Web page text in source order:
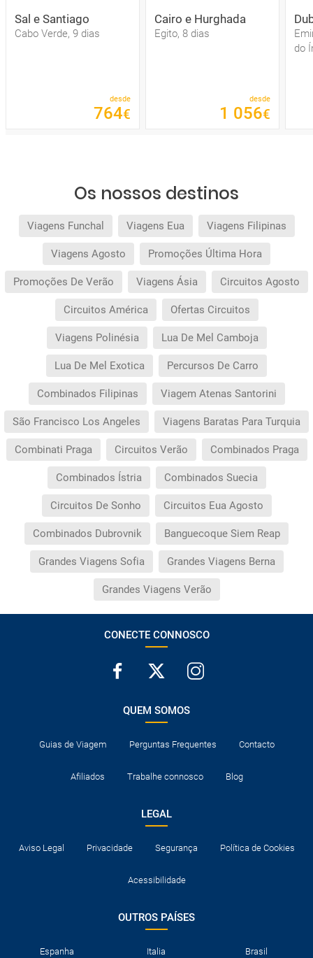
Sal e Santiago
Cabo Verde, 9 dias
desde
764€
Cairo e Hurghada
Egito, 8 dias
desde
1 056€
do
Os nossos destinos
Viagens Funchal Viagens Eua Viagens Filipinas
Viagens Agosto Promoções Última Hora
Promoções De Verão Viagens Ásia Circuitos Agosto
Circuitos América Ofertas Circuitos
Viagens Polinésia Lua De Mel Camboja
Lua De Mel Exotica Percursos De Carro
Combinados Filipinas Viagem Atenas Santorini
São Francisco Los Angeles Viagens Baratas Para Turquia
Combinati Praga Circuitos Verão Combinados Praga
Combinados Ístria Combinados Suecia
Circuitos De Sonho Circuitos Eua Agosto
Combinados Dubrovnik Banguecoque Siem Reap
Grandes Viagens Sofia Grandes Viagens Berna
Grandes Viagens Verão
CONECTE CONNOSCO
QUEM SOMOS
Guias de Viagem Perguntas Frequentes Contacto
Afiliados Trabalhe connosco Blog
LEGAL
Aviso Legal Privacidade Segurança Política de Cookies
Acessibilidade
OUTROS PAÍSES
Espanha Italia Brasil